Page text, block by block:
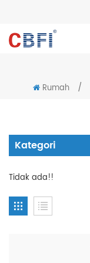
Rumah /
Kategori
Tidak ada!!